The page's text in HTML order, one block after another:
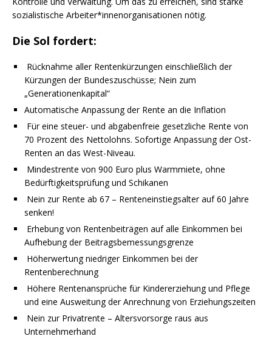
sozialistische Arbeiter*innenorganisationen nötig.
Die Sol fordert:
Rücknahme aller Rentenkürzungen einschließlich der
Kürzungen der Bundeszuschüsse; Nein zum
„Generationenkapital“
Automatische Anpassung der Rente an die Inflation
Für eine steuer- und abgabenfreie gesetzliche Rente von
70 Prozent des Nettolohns. Sofortige Anpassung der Ost-
Renten an das West-Niveau.
Mindestrente von 900 Euro plus Warmmiete, ohne
Bedürftigkeitsprüfung und Schikanen
Nein zur Rente ab 67 – Renteneinstiegsalter auf 60 Jahre
senken!
Erhebung von Rentenbeiträgen auf alle Einkommen bei
Aufhebung der Beitragsbemessungsgrenze
Höherwertung niedriger Einkommen bei der
Rentenberechnung
Höhere Rentenansprüche für Kindererziehung und Pflege
und eine Ausweitung der Anrechnung von Erziehungszeiten
Nein zur Privatrente – Altersvorsorge raus aus
Unternehmerhand